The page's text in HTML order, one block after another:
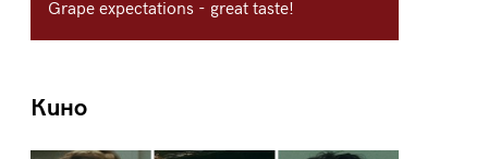
Grape expectations - great taste!
Кино